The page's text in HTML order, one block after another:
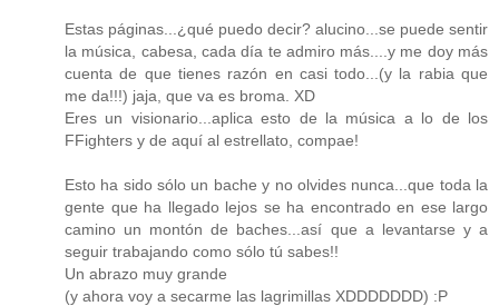
Estas páginas...¿qué puedo decir? alucino...se puede sentir
la música, cabesa, cada día te admiro más....y me doy más
cuenta de que tienes razón en casi todo...(y la rabia que
me da!!!) jaja, que va es broma. XD
Eres un visionario...aplica esto de la música a lo de los
FFighters y de aquí al estrellato, compae!
Esto ha sido sólo un bache y no olvides nunca...que toda la
gente que ha llegado lejos se ha encontrado en ese largo
camino un montón de baches...así que a levantarse y a
seguir trabajando como sólo tú sabes!!
Un abrazo muy grande
(y ahora voy a secarme las lagrimillas XDDDDDDD) :P